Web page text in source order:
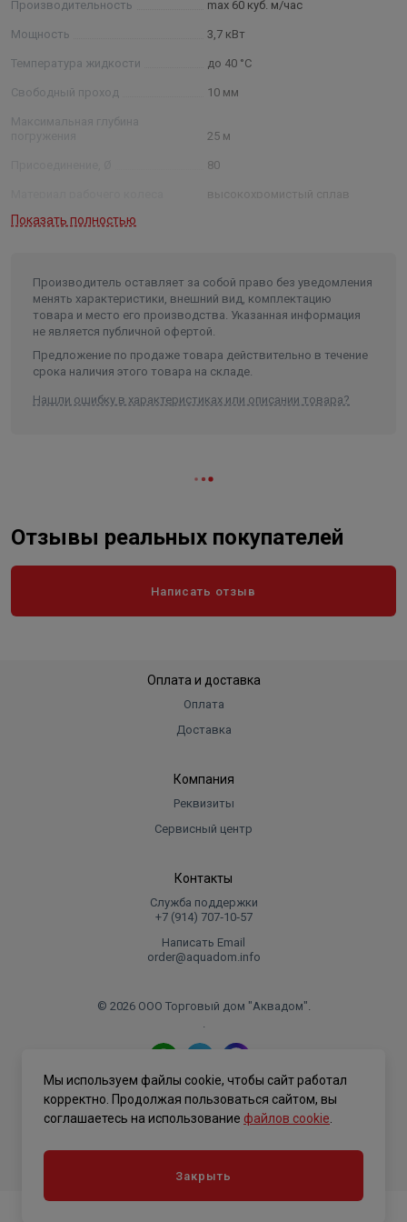
Производительность max 60 куб. м/час
Мощность 3,7 кВт
Температура жидкости до 40 °C
Свободный проход 10 мм
Максимальная глубина
25 м
80
высокохромистый сплав
Тип насоса
Область применения
строительство, очистные
сооружения
max 30 м
Материал корпуса чугун
Показать полностью
Производитель оставляет за собой право без уведомления
менять характеристики, внешний вид, комплектацию
товара и место его производства. Указанная информация
не является публичной офертой.
Предложение по продаже товара действительно в течение
срока наличия этого товара на складе.
Нашли ошибку в характеристиках или описании товара?
Отзывы реальных покупателей
Написать отзыв
Оплата и доставка
Оплата
Доставка
Компания
Реквизиты
Сервисный центр
Контакты
Служба поддержки
+7 (914) 707‑10‑57
Написать Email
order@aquadom.info
© 2026 ООО Торговый дом "Аквадом".
.
Политика конфиденциальности
Мы используем файлы cookie, чтобы сайт работал
корректно. Продолжая пользоваться сайтом, вы
соглашаетесь на использование файлов cookie
Закрыть